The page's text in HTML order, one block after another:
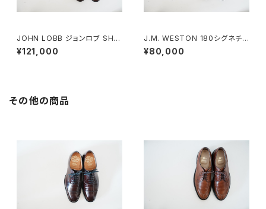
JOHN LOBB ジョンロブ SHA
W シングルモンクローファー 7
E
¥121,000
J.M. WESTON 180シグネチャ
ーローファー 7D NAVY
¥80,000
その他の商品